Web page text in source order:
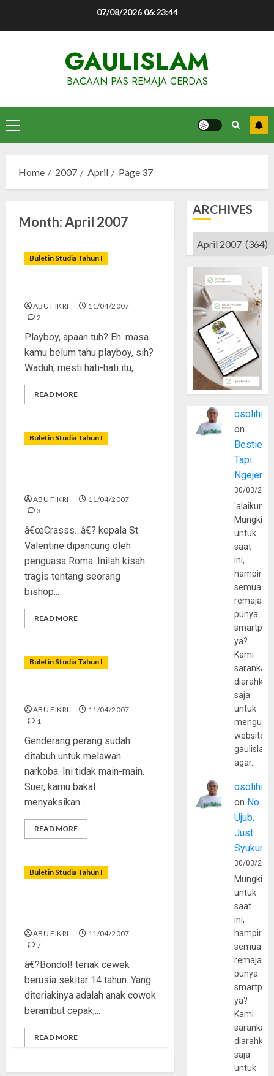
07/08/2026 06:23:45
GAULISLAM
BACAAN PAS REMAJA CERDAS
Primary
Menu
Home 2007 April Page 37
Month:April 2007
Buletin Studia Tahun I
ABU FIKRI
11/04/2007
2
Playboy, apaan tuh? Eh. masa
kamu belum tahu playboy, sih?
Waduh, mesti hati-hati itu,...
READ MORE
Buletin Studia Tahun I
ABU FIKRI
11/04/2007
3
â€œCrasss…â€? kepala St.
Valentine dipancung oleh
penguasa Roma. Inilah kisah
tragis tentang seorang
bishop...
READ MORE
Buletin Studia Tahun I
ABU FIKRI
11/04/2007
1
Genderang perang sudah
ditabuh untuk melawan
narkoba. Ini tidak main-main.
Suer, kamu bakal
menyaksikan...
READ MORE
Buletin Studia Tahun I
ABU FIKRI
11/04/2007
7
â€?Bondol! teriak cewek
berusia sekitar 14 tahun. Yang
diteriakinya adalah anak cowok
berambut cepak,...
READ MORE
ARCHIVES
Archives
osolihin
on
Bestie
Tapi
30/03/
Mungkin
untuk
saat
ini,
hampir
semua
remaja
punya
ya?
Kami
sarankan,
diarahkan
saja
untuk
website
agar…
osolihin
on No
Ujub,
Just
Syukur
30/03/
Mungkin
untuk
saat
ini,
hampir
semua
remaja
punya
ya?
Kami
sarankan,
diarahkan
saja
untuk